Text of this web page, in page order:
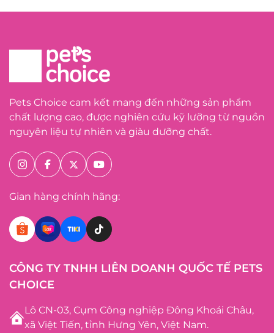
Pets Choice cam kết mang đến những sản phẩm
chất lượng cao, được nghiên cứu kỹ lưỡng từ nguồn
nguyên liệu tự nhiên và giàu dưỡng chất.
Gian hàng chính hãng:
CÔNG TY TNHH LIÊN DOANH QUỐC TẾ PETS
CHOICE
Lô CN-03, Cụm Công nghiệp Đông Khoái Châu,
xã Việt Tiến, tỉnh Hưng Yên, Việt Nam.